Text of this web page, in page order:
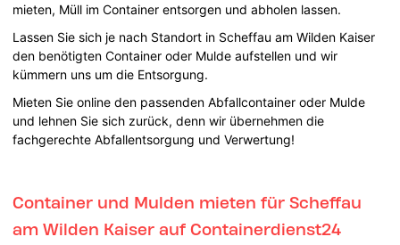
mieten, Müll im Container entsorgen und abholen lassen.
Lassen Sie sich je nach Standort in Scheffau am Wilden Kaiser
den benötigten Container oder Mulde aufstellen und wir
kümmern uns um die Entsorgung.
Mieten Sie online den passenden Abfallcontainer oder Mulde
und lehnen Sie sich zurück, denn wir übernehmen die
fachgerechte Abfallentsorgung und Verwertung!
Container und Mulden mieten für Scheffau
am Wilden Kaiser auf Containerdienst24